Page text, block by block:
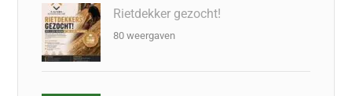
Rietdekker gezocht!
80 weergaven